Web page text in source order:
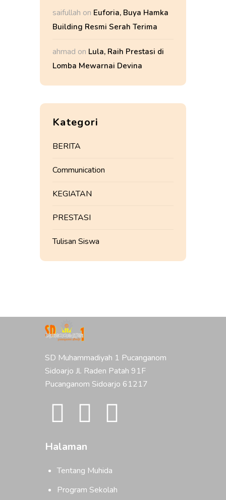
saifullah on Euforia, Buya Hamka
Building Resmi Serah Terima
ahmad on Lula, Raih Prestasi di
Lomba Mewarnai Devina
Kategori
BERITA
Communication
KEGIATAN
PRESTASI
Tulisan Siswa
SD Muhammadiyah 1 Pucanganom
Sidoarjo Jl. Raden Patah 91F
Pucanganom Sidoarjo 61217
Halaman
Tentang Muhida
Program Sekolah